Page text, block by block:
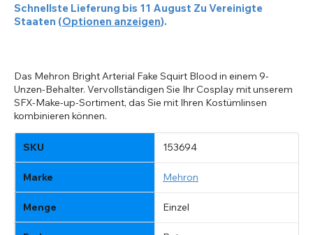
Schnellste Lieferung bis 11 August Zu Vereinigte
Staaten (Optionen anzeigen).
Das Mehron Bright Arterial Fake Squirt Blood in einem 9-
Unzen-Behalter. Vervollständigen Sie Ihr Cosplay mit unserem
SFX-Make-up-Sortiment, das Sie mit Ihren Kostümlinsen
kombinieren können.
SKU 153694
Marke Mehron
Menge Einzel
TITLE
Notes
Close
REGION WECHSELN
USD - US-Dollar
Bitte wählen Sie ein Zielland aus der Liste
aus
PAYPAL-HILFE UND INFORMATIONEN
bitte Ihre Adresse und geben Sie alle verfügbaren Felder
an. Ältere, gespeicherte PayPal-Adressen enthalten